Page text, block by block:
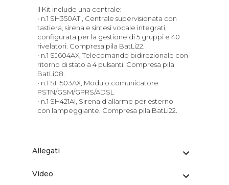
Il Kit include una centrale:
• n.1 SH350AT , Centrale supervisionata con
tastiera, sirena e sintesi vocale integrati,
configurata per la gestione di 5 gruppi e 40
rivelatori. Compresa pila BatLi22.
• n.1 SJ604AX, Telecomando bidirezionale con
ritorno di stato a 4 pulsanti. Compresa pila
BatLi08.
• n.1 SH503AX, Modulo comunicatore
PSTN/GSM/GPRS/ADSL
• n.1 SH421AI, Sirena d‘allarme per esterno
con lampeggiante. Compresa pila BatLi22.
Allegati
Video